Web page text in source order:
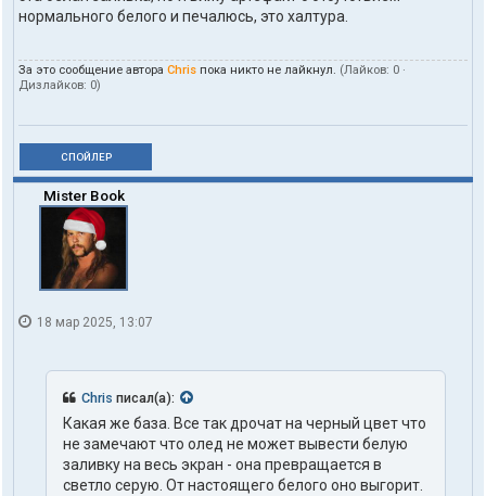
нормального белого и печалюсь, это халтура.
За это сообщение автора Chris пока никто не лайкнул. (Лайков: 0 ·
Дизлайков: 0)
СПОЙЛЕР
Mister Book
18 мар 2025, 13:07
Chris писал(а):
Какая же база. Все так дрочат на черный цвет что
не замечают что олед не может вывести белую
заливку на весь экран - она превращается в
светло серую. От настоящего белого оно выгорит.